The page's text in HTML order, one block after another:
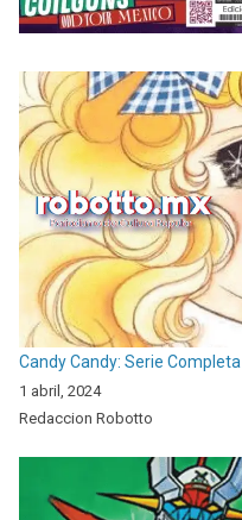
Candy Candy: Serie
1 abril, 2024
Redaccion Robotto